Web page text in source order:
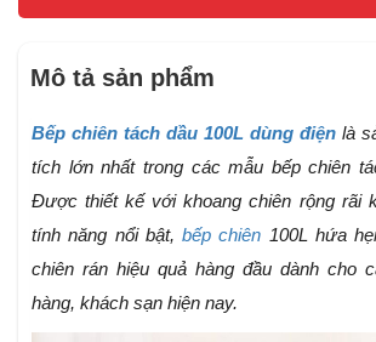
Mô tả sản phẩm
Bếp chiên tách dầu 100L dùng điện là
tích lớn nhất trong các mẫu bếp chiên
Được thiết kế với khoang chiên rộng rãi
tính năng nổi bật, bếp chiên 100L hứa
chiên rán hiệu quả hàng đầu dành cho
hàng, khách sạn hiện nay.